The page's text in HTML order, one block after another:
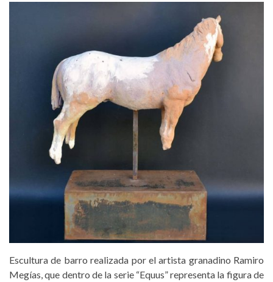
Escultura de barro realizada por el artista granadino Ramiro
Megías, que dentro de la serie “Equus” representa la figura de